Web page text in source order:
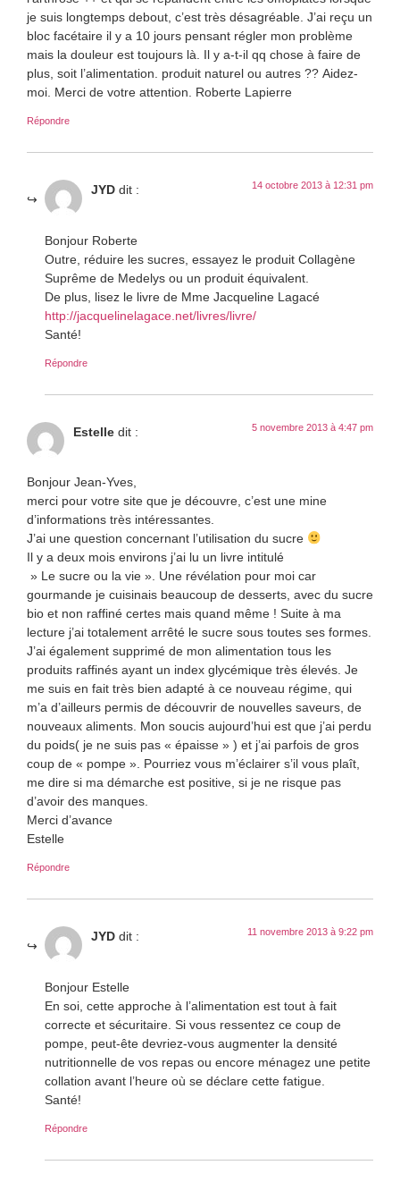
je suis longtemps debout, c’est très désagréable. J’ai reçu un
bloc facétaire il y a 10 jours pensant régler mon problème
mais la douleur est toujours là. Il y a-t-il qq chose à faire de
plus, soit l’alimentation. produit naturel ou autres ?? Aidez-
moi. Merci de votre attention. Roberte Lapierre
Répondre
JYD dit : 14 octobre 2013 à 12:31 pm
Bonjour Roberte
Outre, réduire les sucres, essayez le produit Collagène
Suprême de Medelys ou un produit équivalent.
De plus, lisez le livre de Mme Jacqueline Lagacé
http://jacquelinelagace.net/livres/livre/
Santé!
Répondre
Estelle dit : 5 novembre 2013 à 4:47 pm
Bonjour Jean-Yves,
merci pour votre site que je découvre, c’est une mine
d’informations très intéressantes.
J’ai une question concernant l’utilisation du sucre
Il y a deux mois environs j’ai lu un livre intitulé
» Le sucre ou la vie ». Une révélation pour moi car
gourmande je cuisinais beaucoup de desserts, avec du sucre
bio et non raffiné certes mais quand même ! Suite à ma
lecture j’ai totalement arrêté le sucre sous toutes ses formes.
J’ai également supprimé de mon alimentation tous les
produits raffinés ayant un index glycémique très élevés. Je
me suis en fait très bien adapté à ce nouveau régime, qui
m’a d’ailleurs permis de découvrir de nouvelles saveurs, de
nouveaux aliments. Mon soucis aujourd’hui est que j’ai perdu
du poids( je ne suis pas « épaisse » ) et j’ai parfois de gros
coup de « pompe ». Pourriez vous m’éclairer s’il vous plaît,
me dire si ma démarche est positive, si je ne risque pas
d’avoir des manques.
Merci d’avance
Estelle
Répondre
JYD dit : 11 novembre 2013 à 9:22 pm
Bonjour Estelle
En soi, cette approche à l’alimentation est tout à fait
correcte et sécuritaire. Si vous ressentez ce coup de
pompe, peut-ête devriez-vous augmenter la densité
nutritionnelle de vos repas ou encore ménagez une petite
collation avant l’heure où se déclare cette fatigue.
Santé!
Répondre